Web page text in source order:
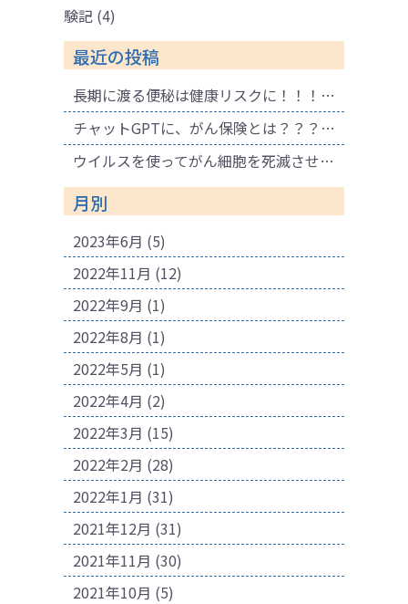
験記 (4)
最近の投稿
長期に渡る便秘は健康リスクに！！！ 腐敗物質が溜まり健康に悪影響も！肌荒れの原因にも！
チャットGPTに、がん保険とは？？？と聞いてみました。
ウイルスを使ってがん細胞を死滅させる療法
月別
2023年6月 (5)
2022年11月 (12)
2022年9月 (1)
2022年8月 (1)
2022年5月 (1)
2022年4月 (2)
2022年3月 (15)
2022年2月 (28)
2022年1月 (31)
2021年12月 (31)
2021年11月 (30)
2021年10月 (5)